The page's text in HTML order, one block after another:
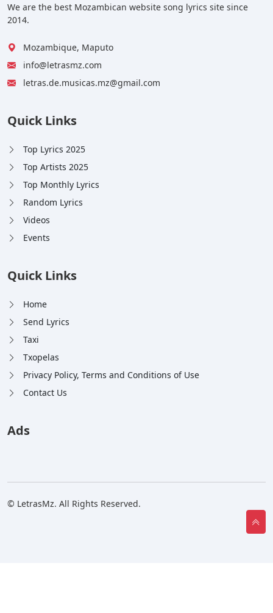
We are the best Mozambican website song lyrics site since
2014.
Mozambique, Maputo
info@letrasmz.com
letras.de.musicas.mz@gmail.com
Quick Links
Top Lyrics 2025
Top Artists 2025
Top Monthly Lyrics
Random Lyrics
Videos
Events
Quick Links
Home
Send Lyrics
Taxi
Txopelas
Privacy Policy, Terms and Conditions of Use
Contact Us
Ads
© LetrasMz. All Rights Reserved.